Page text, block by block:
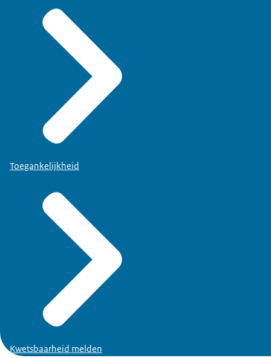
Toegankelijkheid
Kwetsbaarheid melden